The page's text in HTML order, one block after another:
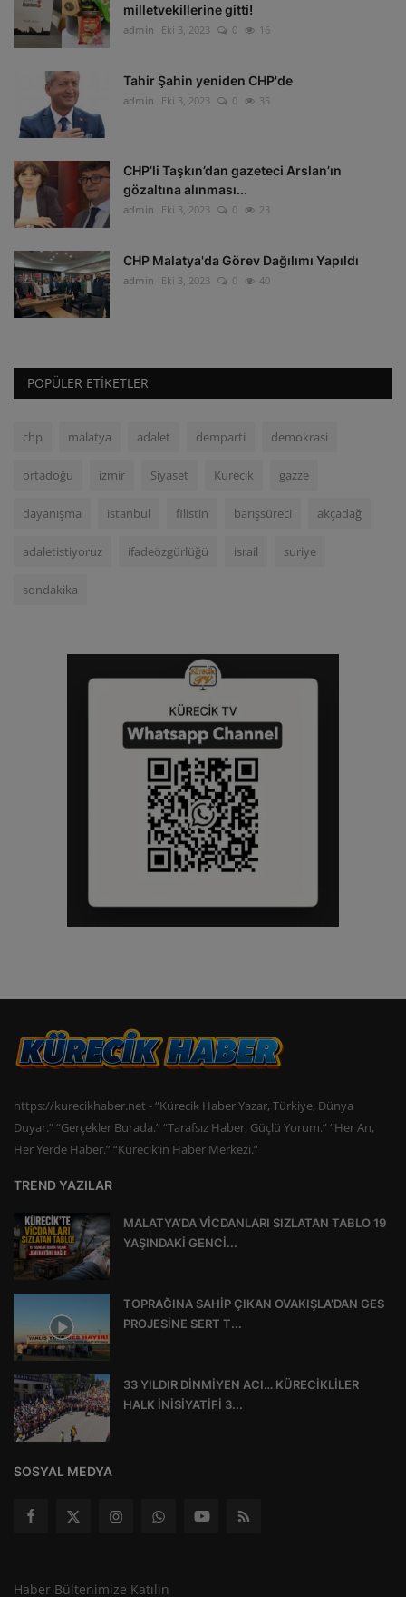
milletvekillerine gitti!
admin Eki 3, 2023 0 16
Tahir Şahin yeniden CHP'de
admin Eki 3, 2023 0 35
CHP’li Taşkın’dan gazeteci Arslan’ın
gözaltına alınması...
admin Eki 3, 2023 0 23
CHP Malatya'da Görev Dağılımı Yapıldı
admin Eki 3, 2023 0 40
POPÜLER ETIKETLER
chp malatya adalet demparti demokrasi
ortadoğu izmir Siyaset Kurecik gazze
dayanışma istanbul filistin barışsüreci akçadağ
adaletistiyoruz ifadeözgürlüğü israil suriye
sondakika
https://kurecikhaber.net - “Kürecik Haber Yazar, Türkiye, Dünya
Duyar.” “Gerçekler Burada.” “Tarafsız Haber, Güçlü Yorum.” “Her An,
Her Yerde Haber.” “Kürecik’in Haber Merkezi.”
TREND YAZILAR
MALATYA’DA VİCDANLARI SIZLATAN TABLO 19
YAŞINDAKİ GENCİ...
TOPRAĞINA SAHİP ÇIKAN OVAKIŞLA’DAN GES
PROJESİNE SERT T...
33 YILDIR DİNMİYEN ACI… KÜRECİKLİLER
HALK İNİSİYATİFİ 3...
SOSYAL MEDYA
Haber Bültenimize Katılın